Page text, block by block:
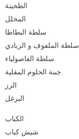
الطحينة
المخلل
سلطة البطاطا
سلطة الملفوف و الزبادي
سلطة الفاصولياء
جبنة الحلوم المقلية
الرز
البرغل
الكباب
شيش كباب